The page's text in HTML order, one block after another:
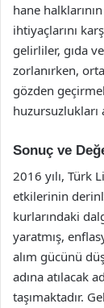
hane
ihtiyaçlarını
gelirliler, gıda
zorlanırken,
gözden
huzursuzlukları
Sonuç ve
2016 yılı, Türk
etkilerinin
kurlarındaki
yaratmış,
alım gücünü
adına atılacak
taşımaktadır.